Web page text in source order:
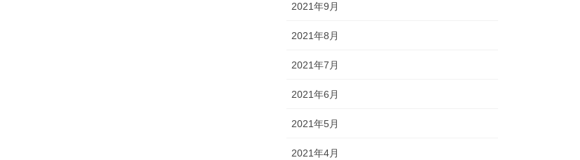
2021年9月
2021年8月
2021年7月
2021年6月
2021年5月
2021年4月